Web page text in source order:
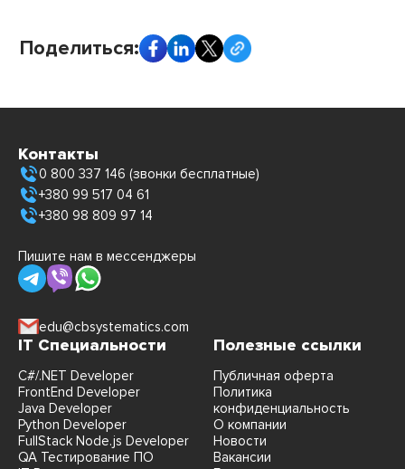
Поделиться:
Контакты
0 800 337 146 (звонки бесплатные)
+380 99 517 04 61
+380 98 809 97 14
Пишите нам в мессенджеры
edu@cbsystematics.com
IT Специальности
C#/.NET Developer
FrontEnd Developer
Java Developer
Python Developer
FullStack Node.js Developer
QA Тестирование ПО
Полезные ссылки
Публичная оферта
Политика
конфиденциальность
О компании
Новости
Вакансии